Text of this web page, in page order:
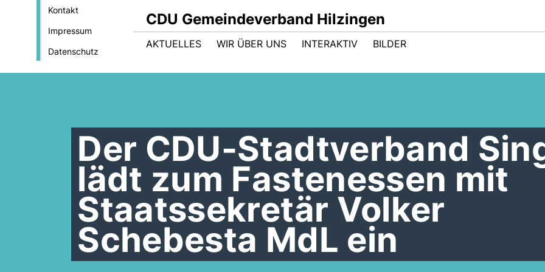
Kontakt
Impressum
Datenschutz
CDU Gemeindeverband Hilzingen
AKTUELLES WIR ÜBER UNS INTERAKTIV BILDER
Der CDU-Stadtverband
lädt zum Fastenessen mit
Staatssekretär Volker
Schebesta MdL ein